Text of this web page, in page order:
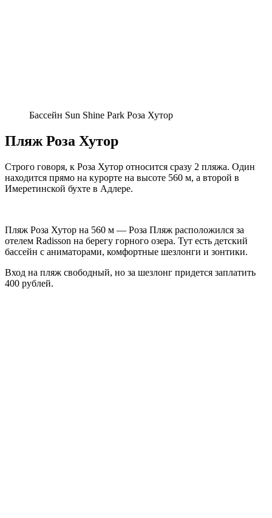
Бассейн Sun Shine Park Роза Хутор
Пляж Роза Хутор
Строго говоря, к Роза Хутор относится сразу 2 пляжа. Один
находится прямо на курорте на высоте 560 м, а второй в
Имеретинской бухте в Адлере.
Пляж Роза Хутор на 560 м — Роза Пляж расположился за
отелем Radisson на берегу горного озера. Тут есть детский
бассейн с аниматорами, комфортные шезлонги и зонтики.
Вход на пляж свободный, но за шезлонг придется заплатить
400 рублей.